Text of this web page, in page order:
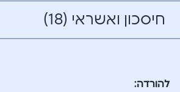
חיסכון ואשראי (18)
להורדה: